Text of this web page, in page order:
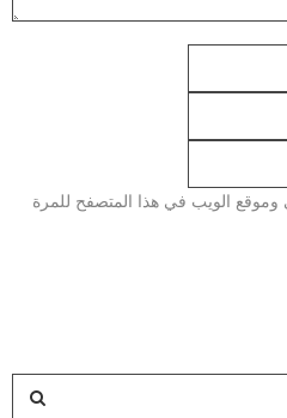
وموقع الويب في هذا المتصفح للمرة